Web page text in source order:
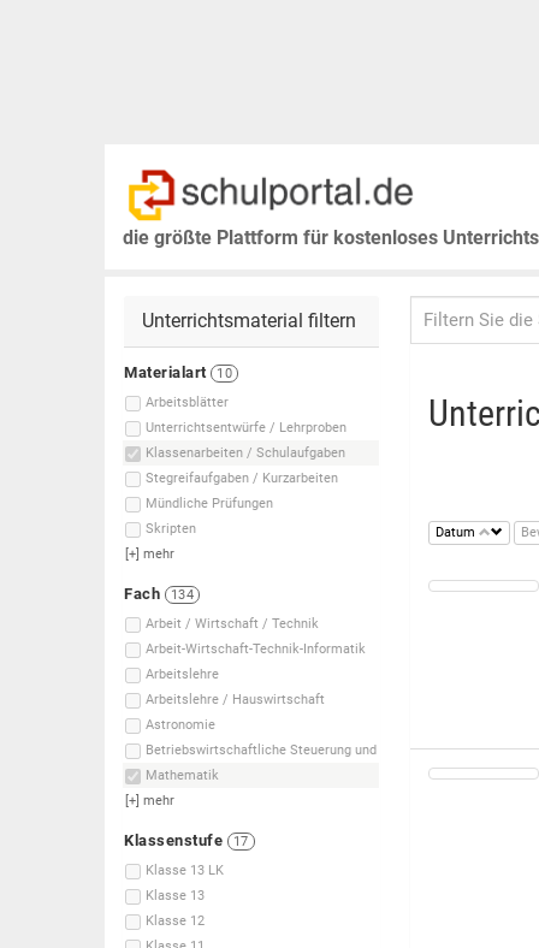
die größte Plattform für kostenloses
Unterrichtsmaterial filtern
Materialart
10
Arbeitsblätter
Unterrichtsentwürfe / Lehrproben
Klassenarbeiten / Schulaufgaben
Stegreifaufgaben / Kurzarbeiten
Mündliche Prüfungen
Skripten
[+] mehr
Fach
134
Arbeit / Wirtschaft / Technik
Arbeit-Wirtschaft-Technik-Informatik
Arbeitslehre
Arbeitslehre / Hauswirtschaft
Astronomie
Betriebswirtschaftliche Steuerung und
Mathematik
[+] mehr
Klassenstufe
17
Klasse 13 LK
Klasse 13
Klasse 12
Datum